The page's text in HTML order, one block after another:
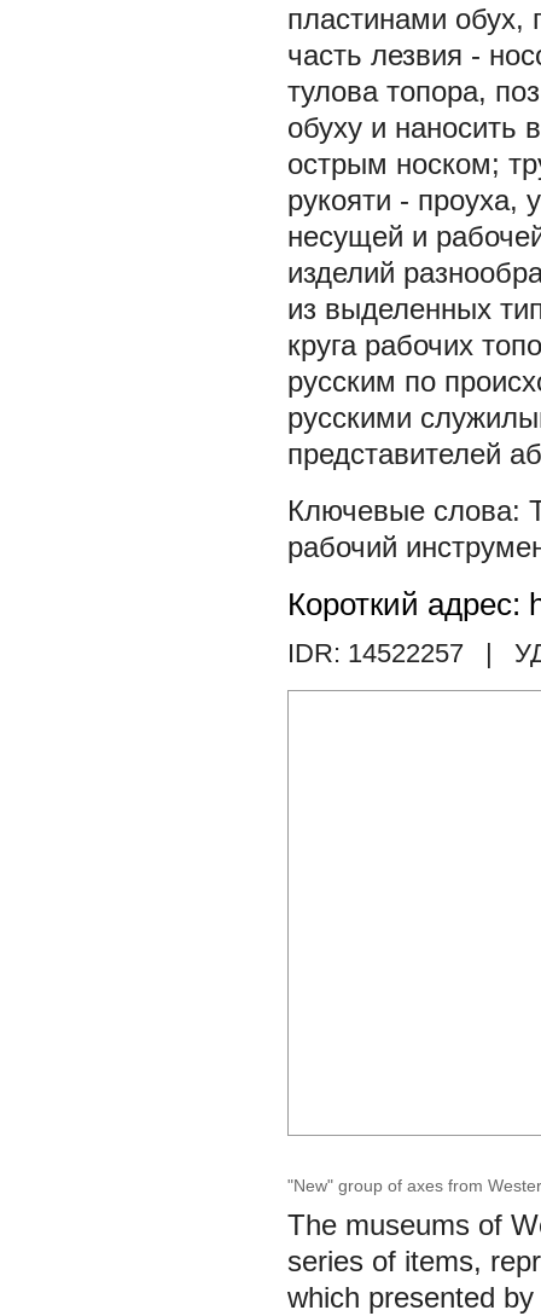
пластинами обух,
часть лезвия -
тулова топора,
обуху и наносить
острым носком;
рукояти - проуха,
несущей и
изделий
из выделенных
круга рабочих
русским по
русскими
представителей
рабочий
Короткий адрес:
IDR: 14522257 |
"New" group of axes from
The museums of
series of items,
which presented